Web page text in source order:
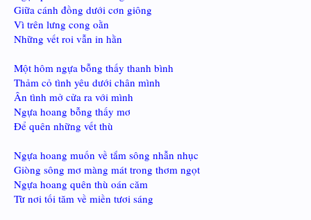
Giữa cánh đồng dưới cơn giông
Vì trên lưng cong oằn
Những vết roi vẫn in hằn
Một hôm ngựa bỗng thấy thanh bình
Thảm cỏ tình yêu dưới chân mình
Ân tình mở cửa ra với mình
Ngựa hoang bỗng thấy mơ
Để quên những vết thù
Ngựa hoang muốn về tắm sông nhẫn nhục
Giòng sông mơ màng mát trong thơm ngọt
Ngựa hoang quên thù oán căm
Từ nơi tối tăm về miền tươi sáng